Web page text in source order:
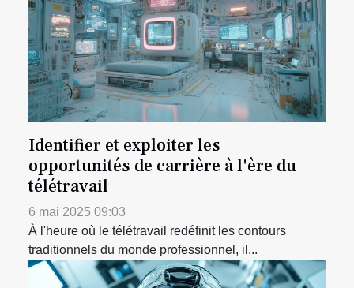
Identifier et exploiter les
opportunités de carrière à l'ère du
télétravail
6 mai 2025 09:03
À l'heure où le télétravail redéfinit les contours
traditionnels du monde professionnel, il...